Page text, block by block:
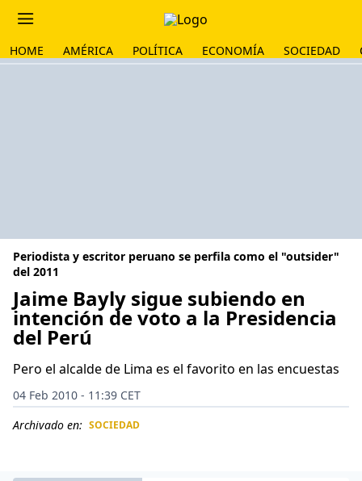
HOME AMÉRICA POLÍTICA ECONOMÍA SOCIEDAD
Periodista y escritor peruano se perfila como el "outsider"
del 2011
Jaime Bayly sigue subiendo en
intención de voto a la Presidencia
del Perú
Pero el alcalde de Lima es el favorito en las encuestas
04 Feb 2010 - 11:39 CET
Archivado en: SOCIEDAD